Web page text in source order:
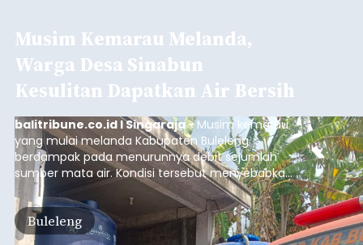
Musim Kemarau Melanda,
Warga Desa Sinabun
Kesulitan Dapatkan Air Bersih
balitribune.co.id I Singaraja -Musim kemarau
yang mulai melanda Kabupaten Buleleng
berdampak pada menurunnya debit sejumlah
sumber mata air. Kondisi tersebut menyebabkan
warga di beberapa desa mulai mengalami
kesulitan mendapatkan air bersih, terutama
untuk memenuhi kebutuhan mandi, cuci, dan
kakus (MCK). Seperti yang dialami warga Desa
Buleleng